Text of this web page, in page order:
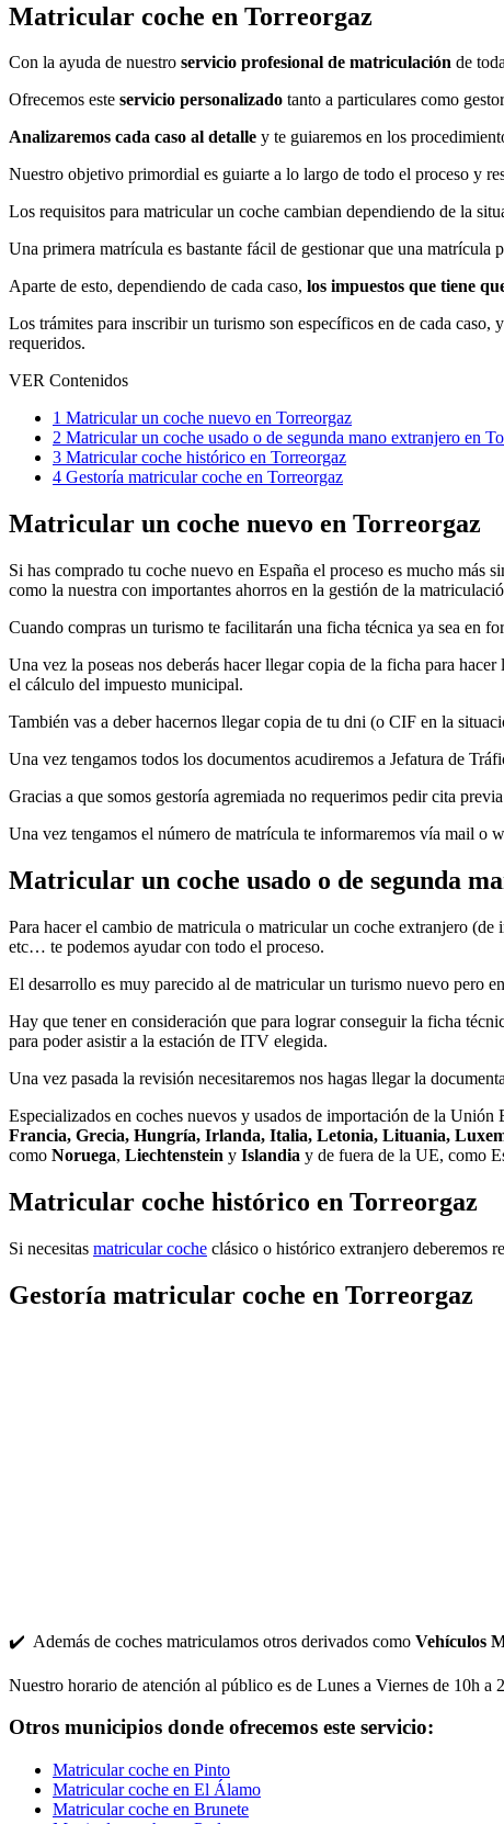
Matricular coche en Torreorgaz
Con la ayuda de nuestro servicio profesional de matriculación de
Ofrecemos este servicio personalizado tanto a particulares como
Analizaremos cada caso al detalle y te guiaremos en los
Nuestro objetivo primordial es guiarte a lo largo de todo el proceso y
Los requisitos para matricular un coche cambian dependiendo de la
Una primera matrícula es bastante fácil de gestionar que una matrícula
Aparte de esto, dependiendo de cada caso, los impuestos que tiene
Los trámites para inscribir un turismo son específicos en de cada
requeridos.
VER Contenidos
1 Matricular un coche nuevo en Torreorgaz
2 Matricular un coche usado o de segunda mano extranjero en
3 Matricular coche histórico en Torreorgaz
4 Gestoría matricular coche en Torreorgaz
Matricular un coche nuevo en Torreorgaz
Si has comprado tu coche nuevo en España el proceso es mucho más
como la nuestra con importantes ahorros en la gestión de la
Cuando compras un turismo te facilitarán una ficha técnica ya sea en
Una vez la poseas nos deberás hacer llegar copia de la ficha para
el cálculo del impuesto municipal.
También vas a deber hacernos llegar copia de tu dni (o CIF en la
Una vez tengamos todos los documentos acudiremos a Jefatura de
Gracias a que somos gestoría agremiada no requerimos pedir cita
Una vez tengamos el número de matrícula te informaremos vía mail o
Matricular un coche usado o de segunda
Para hacer el cambio de matricula o matricular un coche extranjero (de
etc… te podemos ayudar con todo el proceso.
El desarrollo es muy parecido al de matricular un turismo nuevo pero
Hay que tener en consideración que para lograr conseguir la ficha
para poder asistir a la estación de ITV elegida.
Una vez pasada la revisión necesitaremos nos hagas llegar la
Especializados en coches nuevos y usados de importación de la Unión
Francia, Grecia, Hungría, Irlanda, Italia, Letonia, Lituania,
como Noruega, Liechtenstein y Islandia y de fuera de la UE, como
Matricular coche histórico en Torreorgaz
Si necesitas matricular coche clásico o histórico extranjero deberemos
Gestoría matricular coche en Torreorgaz
✔️ Además de coches matriculamos otros derivados como Vehículos
Nuestro horario de atención al público es de Lunes a Viernes de 10h a
Otros municipios donde ofrecemos este servicio:
Matricular coche en Pinto
Matricular coche en El Álamo
Matricular coche en Brunete